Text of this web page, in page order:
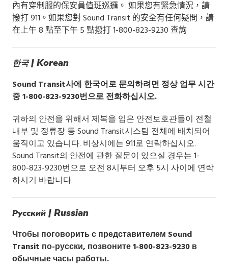
內有穿制服的保安員值班巡邏。 如果您有緊急情況，請
撥打 911。如果您對 Sound Transit 的安全有任何疑問，請
在上午 8 點至下午 5 點撥打 1-800-823-9230 查詢
한국| Korean
Sound Transit사에 한국어로 문의하려면 정상 업무 시간
중 1-800-823-9230번으로 전화하십시오.
귀하의 안전을 위해서 제복을 입은 안전보호관들이 전철
내부 및 정류장 등 Sound Transit시스팀 전체에 배치되어
움직이고 있습니다. 비상시에는 911로 연락하십시오.
Sound Transit의 안전에 관한 질문이 있으실 경우는 1-
800-823-9230번으로 오전 8시부터 오후 5시 사이에 연락
하시기 바랍니다.
Русский | Russian
Чтобы поговорить с представителем Sound
Transit по-русски, позвоните 1-800-823-9230 в
обычные часы работы.